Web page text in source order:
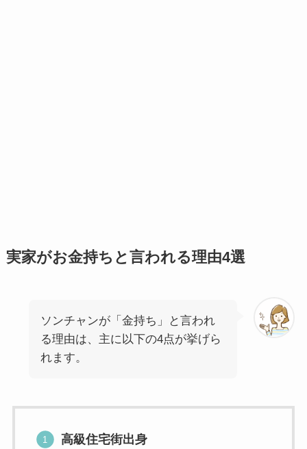
実家がお金持ちと言われる理由4選
ソンチャンが「金持ち」と言われ
る理由は、主に以下の4点が挙げら
れます。
高級住宅街出身